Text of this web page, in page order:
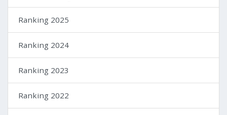
Ranking 2025
Ranking 2024
Ranking 2023
Ranking 2022